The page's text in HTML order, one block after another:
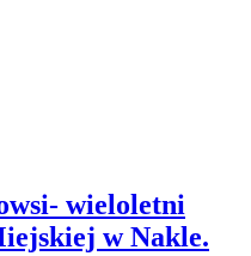
wieloletni
w Nakle.